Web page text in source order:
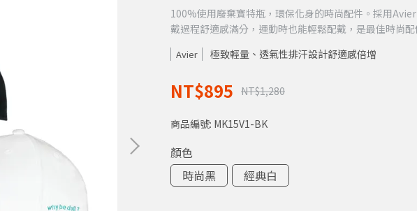
100%使用廢棄寶特瓶，環保化身的時尚配件。採用
戴過程舒適感滿分，運動時也能輕鬆配戴，是最佳時尚配
Avier 極致輕量、透氣性排汗設計舒適感倍增
NT$895 NT$1,280
商品編號: MK15V1-BK
顏色
時尚黑
經典白